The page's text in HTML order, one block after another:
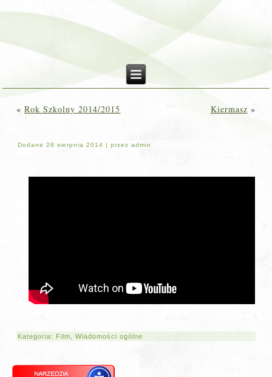
«Rok Szkolny 2014/2015 Kiermasz »
Dodane 28 sierpnia 2014 |przez admin
Kategoria: Film ,Wiadomości ogólne